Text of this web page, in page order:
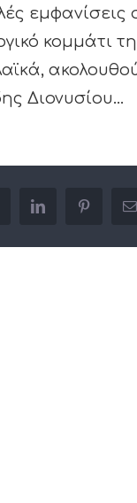
εμφανίσεις
κομμάτι
Διονυσίου…
linkedin pinterest